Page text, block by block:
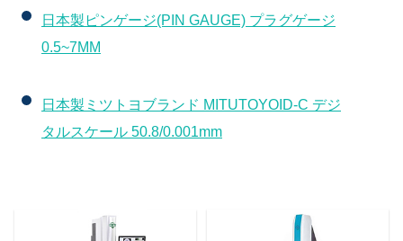
日本製ピンゲージ(PIN GAUGE) プラグゲージ
0.5~7MM
日本製ミツトヨブランド MITUTOYOID-C デジ
タルスケール 50.8/0.001mm